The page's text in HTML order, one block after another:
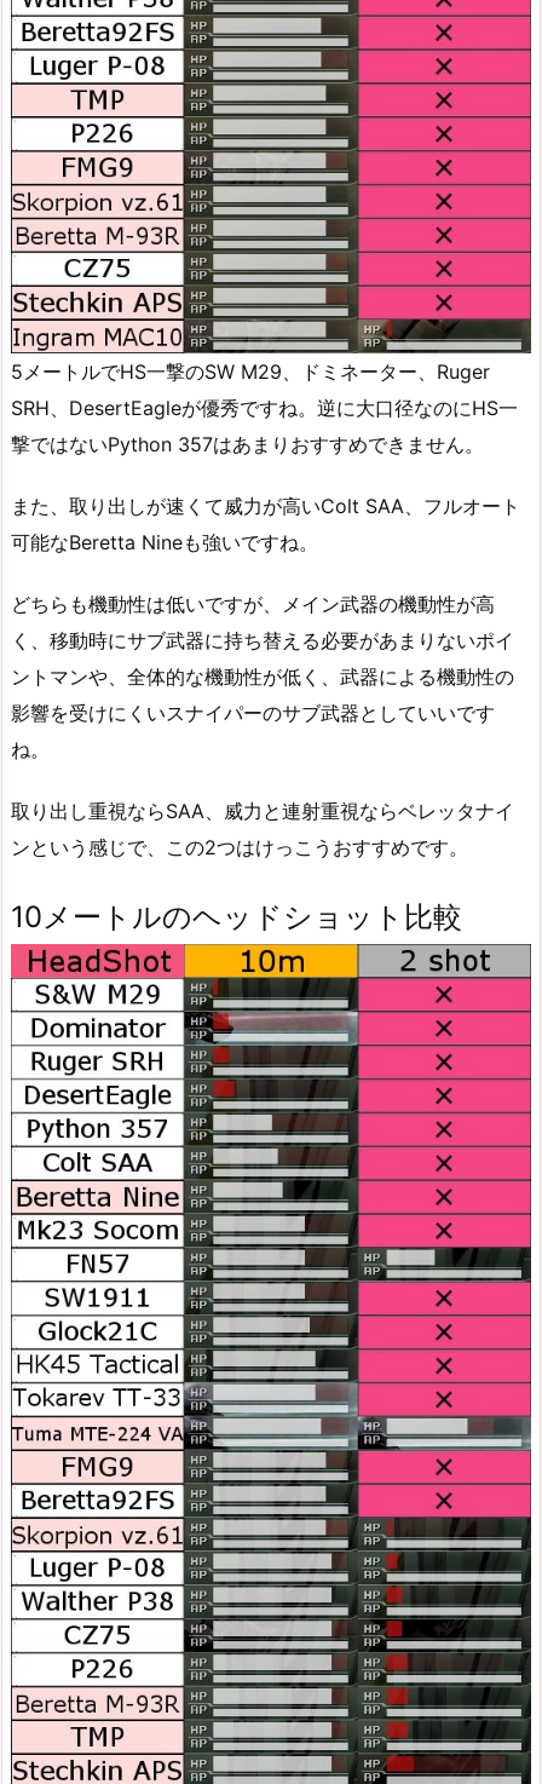
5メートルでHS一撃のSW M29、ドミネーター、Ruger
SRH、DesertEagleが優秀ですね。逆に大口径なのにHS一
撃ではないPython 357はあまりおすすめできません。
また、取り出しが速くて威力が高いColt SAA、フルオート
可能なBeretta Nineも強いですね。
どちらも機動性は低いですが、メイン武器の機動性が高
く、移動時にサブ武器に持ち替える必要があまりないポイ
ントマンや、全体的な機動性が低く、武器による機動性の
影響を受けにくいスナイパーのサブ武器としていいです
ね。
取り出し重視ならSAA、威力と連射重視ならベレッタナイ
ンという感じで、この2つはけっこうおすすめです。
10メートルのヘッドショット比較